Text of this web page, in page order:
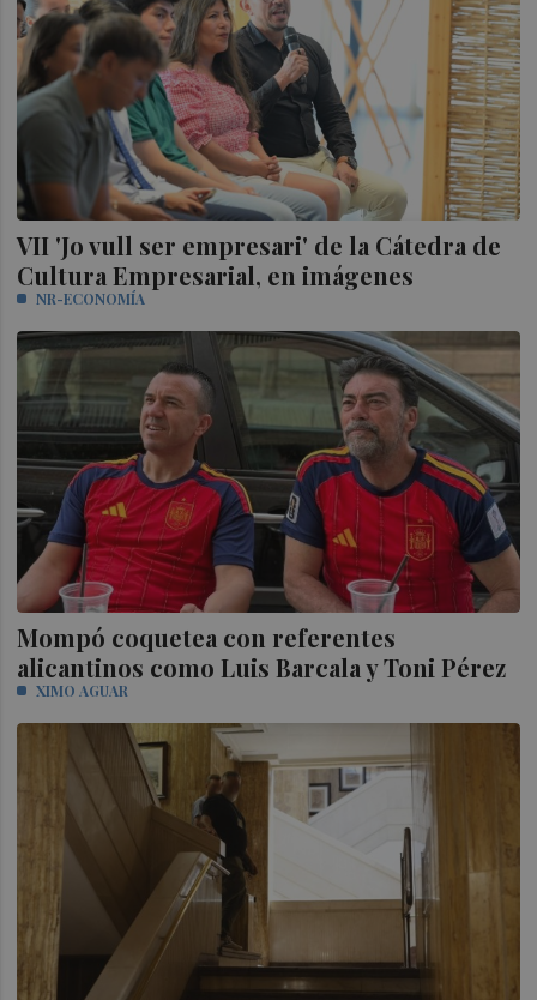
VII 'Jo vull ser empresari' de la Cátedra de
Cultura Empresarial, en imágenes
NR-ECONOMÍA
Mompó coquetea con referentes
alicantinos como Luis Barcala y Toni Pérez
XIMO AGUAR